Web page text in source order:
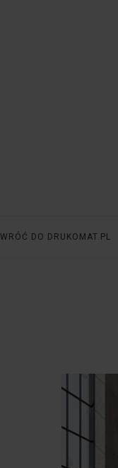
WRÓĆ DO DRUKOMAT.PL